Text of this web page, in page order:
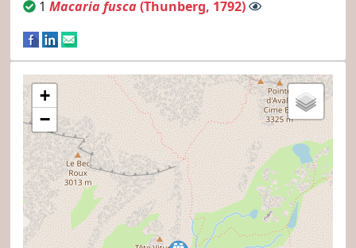
1 Macaria fusca(Thunberg, 1792)
+
−